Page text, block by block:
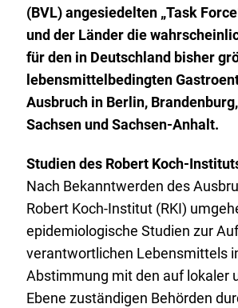
(BVL) angesiedelten „Task
und der Länder die
für den in Deutschland bisher
lebensmittelbedingten
Ausbruch in Berlin,
Sachsen und Sachsen-Anhalt.
Studien des Robert Koch-
Nach Bekanntwerden des
Robert Koch-Institut (RKI)
epidemiologische Studien zur
verantwortlichen Lebensmittels
Abstimmung mit den auf lokaler
Ebene zuständigen Behörden